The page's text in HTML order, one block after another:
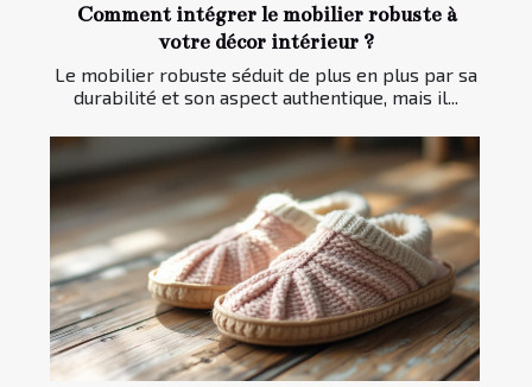
Comment intégrer le mobilier robuste à
votre décor intérieur ?
Le mobilier robuste séduit de plus en plus par sa
durabilité et son aspect authentique, mais il...